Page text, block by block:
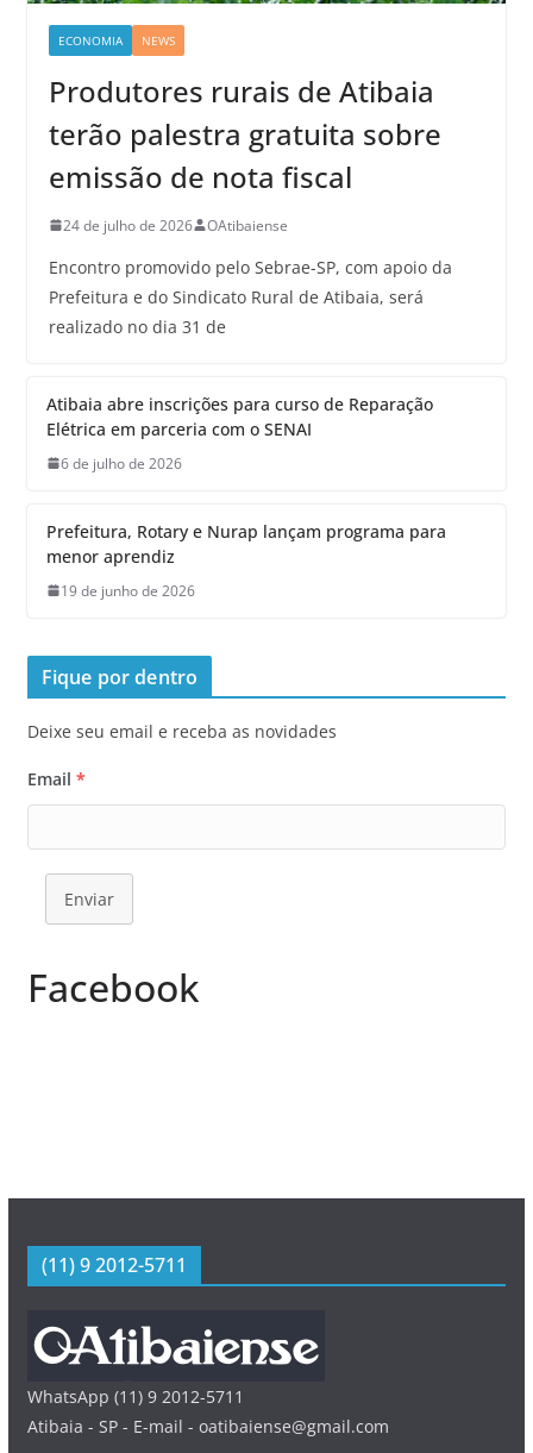
ECONOMIA NEWS
Produtores rurais de Atibaia
terão palestra gratuita sobre
emissão de nota fiscal
24 de julho de 2026 OAtibaiense
Encontro promovido pelo Sebrae-SP, com apoio da
Prefeitura e do Sindicato Rural de Atibaia, será
realizado no dia 31 de
Atibaia abre inscrições para curso de Reparação
Elétrica em parceria com o SENAI
6 de julho de 2026
Prefeitura, Rotary e Nurap lançam programa para
menor aprendiz
19 de junho de 2026
Fique por dentro
Deixe seu email e receba as novidades
Email *
Enviar
Facebook
(11) 9 2012-5711
WhatsApp (11) 9 2012-5711
Atibaia - SP - E-mail - oatibaiense@gmail.com